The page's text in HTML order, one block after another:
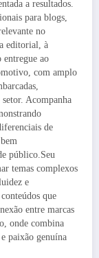
a resultados.
para blogs,
no
editorial, à
entregue ao
com amplo
Acompanha
de
público.Seu
temas complexos
e
que
entre marcas
onde combina
paixão genuína